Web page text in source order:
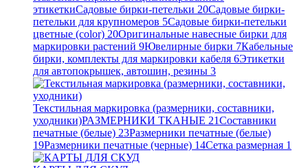
этикеткиСадовые бирки-петельки 20Садовые бирки-
петельки для крупномеров 5Садовые бирки-петельки
цветные (color) 20Оригинальные навесные бирки для
маркировки растений 9Ювелирные бирки 7Кабельные
бирки, комплекты для маркировки кабеля 6Этикетки
для автопокрышек, автошин, резины 3
Текстильная маркировка (размерники, составники,
уходники)РАЗМЕРНИКИ ТКАНЫЕ 21Составники
печатные (белые) 23Размерники печатные (белые)
19Размерники печатные (черные) 14Сетка размерная 1